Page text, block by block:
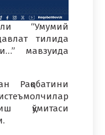
“Умумий
тилида
мавзуида
Рақобатини
қўмитаси